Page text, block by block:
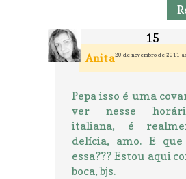
Anita20 de novembro de 2011
Pepa isso é uma
ver nesse
italiana, é
delícia, amo. E
essa??? Estou aqui
boca, bjs.